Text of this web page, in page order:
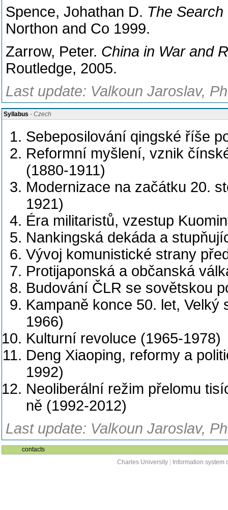
Spence, Johathan D. The
Northon and Co 1999.
Zarrow, Peter. China in War and
Routledge, 2005.
Last update: Valkoun Jaroslav,
Syllabus - Czech
Sebeposilování qingské říše
Reformní myšlení, vznik
(1880-1911)
Modernizace na začátku 20.
1921)
Éra militaristů, vzestup
Nankingská dekáda a
Vývoj komunistické strany
Protijaponská a občanská
Budování ČLR se sovětskou
Kampaně konce 50. let,
1966)
Kulturní revoluce (1965-1978)
Deng Xiaoping, reformy a
1992)
Neoliberální režim přelomu
ně (1992-2012)
Last update: Valkoun Jaroslav,
contacts
Charles University
Information